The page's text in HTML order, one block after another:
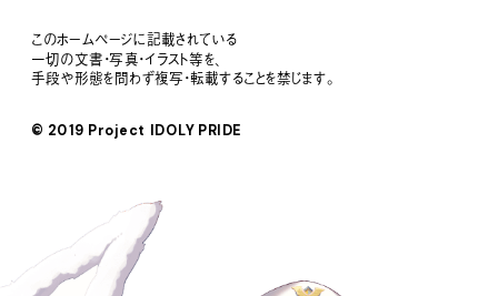
このホームページに記載されている
一切の文書・写真・イラスト等を、
手段や形態を問わず複写・転載することを禁じます。
© 2019 Project IDOLY PRIDE